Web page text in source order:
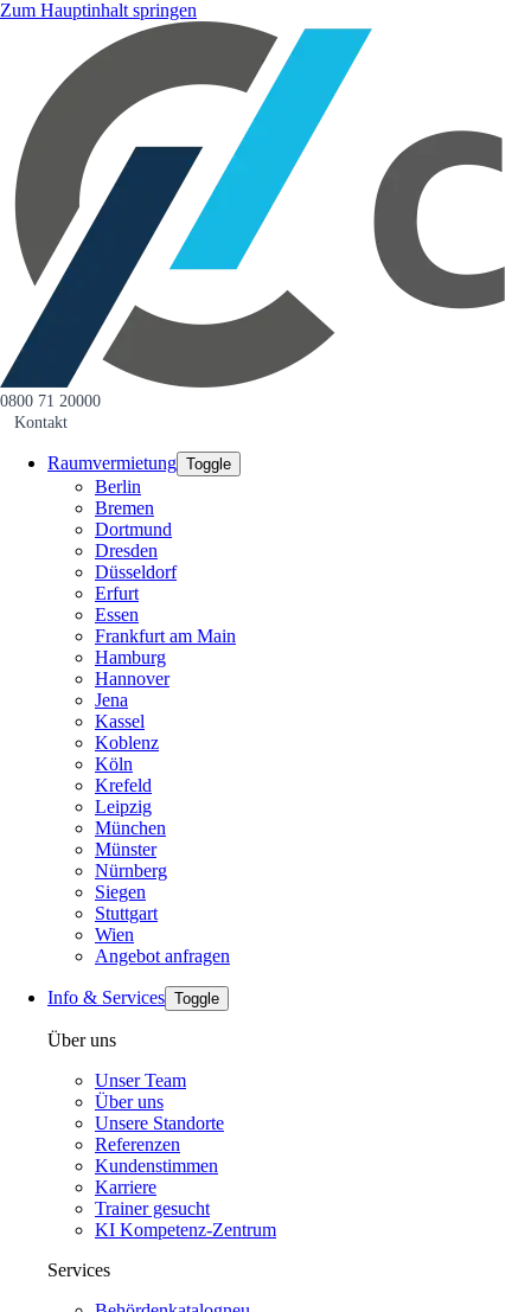
Zum Hauptinhalt springen
0800 71 20000
Kontakt
Raumvermietung Toggle
Berlin
Bremen
Dortmund
Dresden
Düsseldorf
Erfurt
Essen
Frankfurt am Main
Hamburg
Hannover
Jena
Kassel
Koblenz
Köln
Krefeld
Leipzig
München
Münster
Nürnberg
Siegen
Stuttgart
Wien
Angebot anfragen
Info & Services Toggle
Über uns
Unser Team
Über uns
Unsere Standorte
Referenzen
Kundenstimmen
Karriere
Trainer gesucht
KI Kompetenz-Zentrum
Services